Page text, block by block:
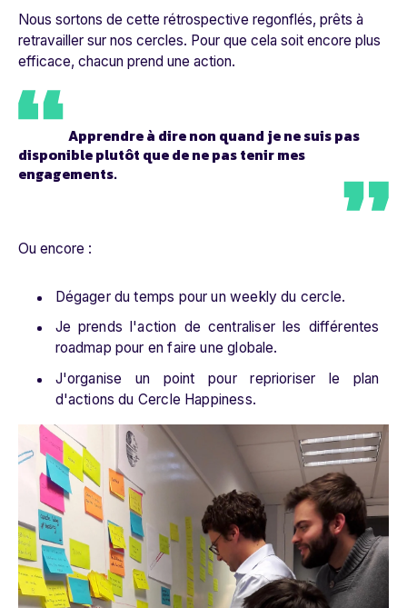
Nous sortons de cette rétrospective regonflés, prêts à
retravailler sur nos cercles. Pour que cela soit encore plus
efficace, chacun prend une action.
Apprendre à dire non quand je ne suis pas
disponible plutôt que de ne pas tenir mes
engagements.
Ou encore :
Dégager du temps pour un weekly du cercle.
Je prends l'action de centraliser les différentes
roadmap pour en faire une globale.
J'organise un point pour reprioriser le plan
d'actions du Cercle Happiness.